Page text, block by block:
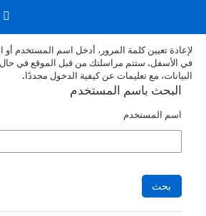
لإعادة تعيين كلمة المرور، أدخل اسم المستخدم أو
في الأسفل. ستتم مراسلتك من قبل الموقع في
البيانات، مع تعليمات عن كيفية الدخول مجددًا.
البحث باسم المستخدم
اسم المستخدم